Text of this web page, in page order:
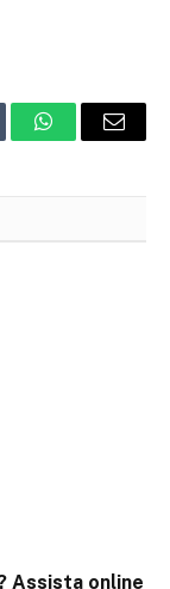
WhatsAppEmail
Assista online